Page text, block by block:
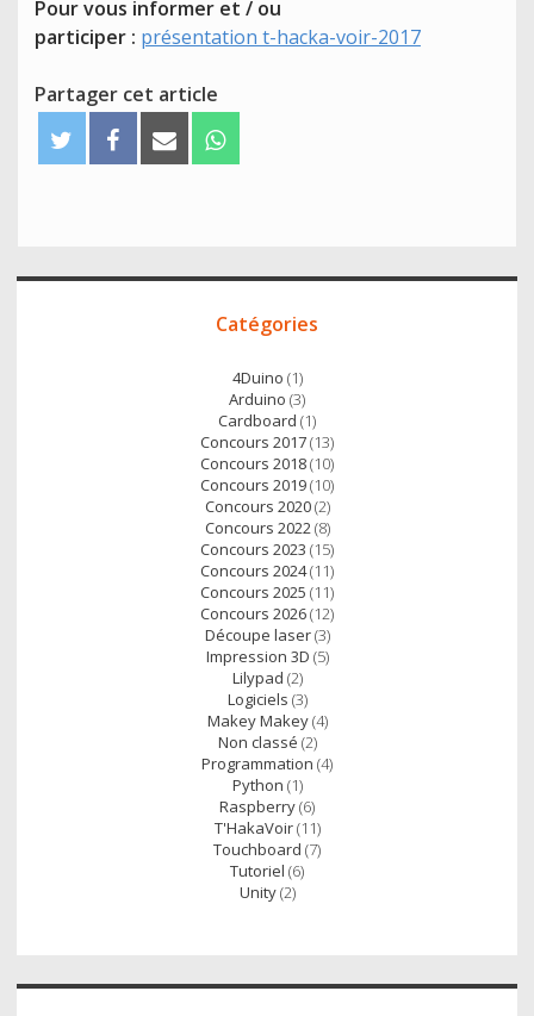
Pour vous informer et / ou
participer : présentation t-hacka-voir-2017
Partager cet article
w
e
a
o
m
h
A
p
Accès
Catégories
4Duino (1)
Arduino (3)
Cardboard (1)
Concours 2017(13)
Concours 2018(10)
Concours 2019(10)
Concours 2020(2)
Concours 2022(8)
Concours 2023 (15)
Concours 2024(11)
Concours 2025 (11)
Concours 2026(12)
Découpe laser(3)
Impression 3D (5)
Lilypad (2)
Logiciels (3)
Makey Makey(4)
Non classé (2)
Programmation (4)
Python (1)
Raspberry(6)
T'HakaVoir(11)
Touchboard (7)
Tutoriel (6)
Unity(2)